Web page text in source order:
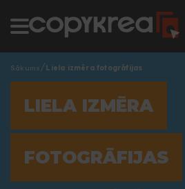
Sākums Liela izmēra fotogrāfijas
LIELA IZMĒRA
FOTOGRĀFIJAS